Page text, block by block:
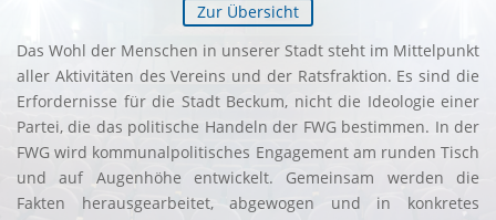
Zur Übersicht
Das Wohl der Menschen in unserer Stadt steht im Mittelpunkt
aller Aktivitäten des Vereins und der Ratsfraktion. Es sind die
Erfordernisse für die Stadt Beckum, nicht die Ideologie einer
Partei, die das politische Handeln der FWG bestimmen. In der
FWG wird kommunalpolitisches Engagement am runden Tisch
und auf Augenhöhe entwickelt. Gemeinsam werden die
Fakten herausgearbeitet, abgewogen und in konkretes